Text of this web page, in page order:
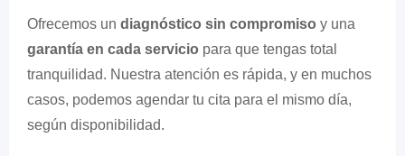
Ofrecemos un diagnóstico sin compromiso y una
garantía en cada servicio para que tengas total
tranquilidad. Nuestra atención es rápida, y en muchos
casos, podemos agendar tu cita para el mismo día,
según disponibilidad.